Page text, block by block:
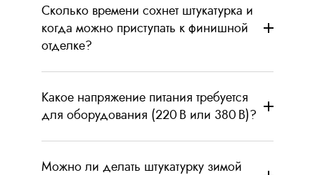
Сколько времени сохнет штукатурка и
когда можно приступать к финишной
отделке?
Какое напряжение питания требуется
для оборудования (220 В или 380 В)?
Можно ли делать штукатурку зимой